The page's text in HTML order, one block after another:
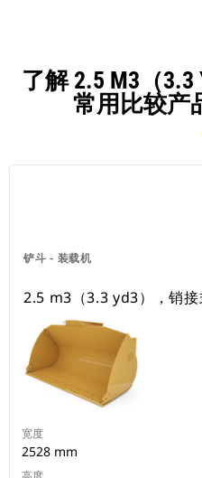
了解 2.5 M3（
常用比较产
铲斗 - 装载机
2.5 m3（3.3 yd3），销接
宽度
2528 mm